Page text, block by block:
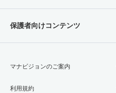
保護者向けコンテンツ
マナビジョンのご案内
利用規約